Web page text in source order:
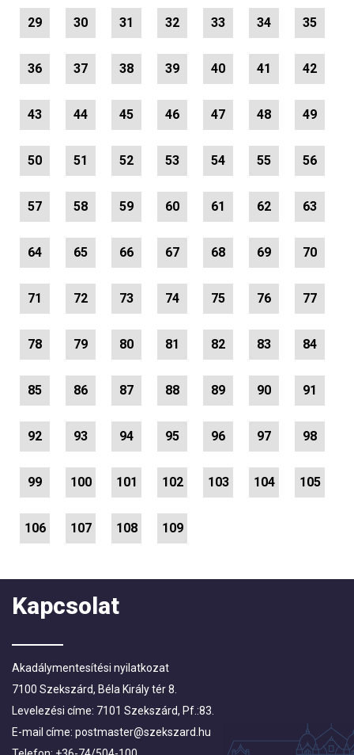
29 30 31 32 33 34 35
36 37 38 39 40 41 42
43 44 45 46 47 48 49
50 51 52 53 54 55 56
57 58 59 60 61 62 63
64 65 66 67 68 69 70
71 72 73 74 75 76 77
78 79 80 81 82 83 84
85 86 87 88 89 90 91
92 93 94 95 96 97 98
99 100 101 102 103 104 105
106 107 108 109
Kapcsolat
Akadálymentesítési nyilatkozat
7100 Szekszárd, Béla Király tér 8.
Levelezési címe: 7101 Szekszárd, Pf.:83.
E-mail címe: postmaster@szekszard.hu